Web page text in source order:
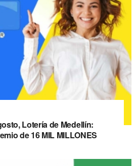
Lotería de Medellín:
de 16 MIL MILLONES